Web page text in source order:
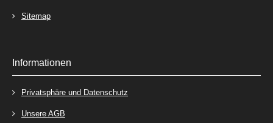
Sitemap
Informationen
Privatsphäre und Datenschutz
Unsere AGB